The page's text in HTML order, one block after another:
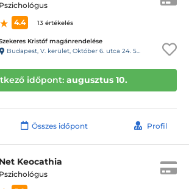
Pszichológus
4.4
13 értékelés
Kristóf magánrendelése
Budapest, V. kerület, Október 6. utca 24. 54-es kapucsengő
időpont: augusztus 10.
Összes időpont Profil
Net Keocathia
Pszichológus